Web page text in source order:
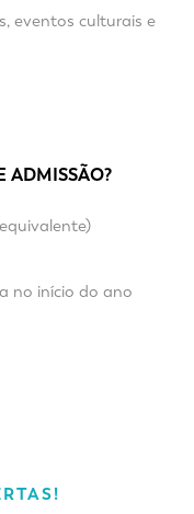
eventos culturais e
ADMISSÃO?
no início do ano